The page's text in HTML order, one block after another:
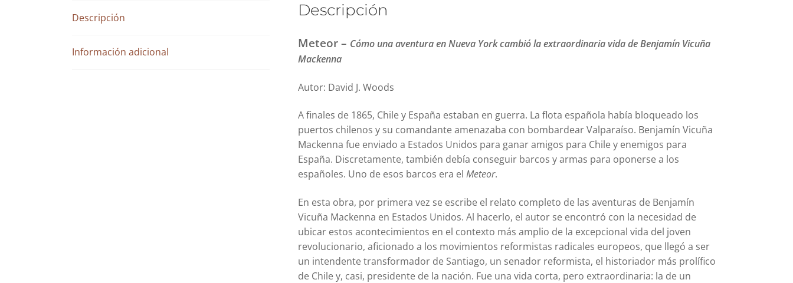
Descripción
Información adicional
Descripción
Meteor – Cómo una aventura en Nueva York cambió laextraordinaria vida de Benjamín Vicuña
Mackenna
Autor: David J. Woods
A finales de 1865, Chile y España estaban en guerra. La flota española había bloqueado los
puertos chilenos y su comandante amenazaba con bombardear Valparaíso. Benjamín Vicuña
Mackenna fue enviado a Estados Unidos para ganar amigos para Chile y enemigos para
España. Discretamente, también debía conseguir barcos y armas para oponerse a los
españoles. Uno de esos barcos era el Meteor.
En esta obra, por primera vez se escribe el relato completo de las aventuras de Benjamín
Vicuña Mackenna en Estados Unidos. Al hacerlo, el autor se encontró con la necesidad de
ubicar estos acontecimientos en el contexto más amplio de la excepcional vida del joven
revolucionario, aficionado a los movimientos reformistas radicales europeos, que llegó a ser
un intendente transformador de Santiago, un senador reformista, el historiador más prolífico
de Chile y, casi, presidente de la nación. Fue una vida corta, pero extraordinaria: la de un